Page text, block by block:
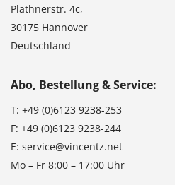
Plathnerstr. 4c,
30175 Hannover
Deutschland
Abo, Bestellung & Service:
T: +49 (0)6123 9238-253
F: +49 (0)6123 9238-244
E: service@vincentz.net
Mo – Fr 8:00 – 17:00 Uhr